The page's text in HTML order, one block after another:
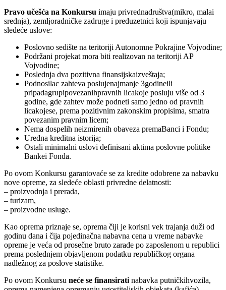
Pravo učešća na Konkursu imaju privrednadruštva(mikro, malai
srednja), zemljoradničke zadruge i preduzetnici koji ispunjavaju
sledeće uslove:
Poslovno sedište na teritoriji Autonomne Pokrajine Vojvodine;
Podržani projekat mora biti realizovan na teritoriji AP
Vojvodine;
Poslednja dva pozitivna finansijskaizveštaja;
Podnosilac zahteva poslujenajmanje 3godineili
pripadagrupipovezanihpravnih licakoje posluju više od 3
godine, gde zahtev može podneti samo jedno od pravnih
licakojese, prema pozitivnim zakonskim propisima, smatra
povezanim pravnim licem;
Nema dospelih neizmirenih obaveza premaBanci i Fondu;
Uredna kreditna istorija;
Ostali minimalni uslovi definisani aktima poslovne politike
Bankei Fonda.
Po ovom Konkursu garantovaće se za kredite odobrene za nabavku
nove opreme, za sledeće oblasti privredne delatnosti:
– proizvodnja i prerada,
– turizam,
– proizvodne usluge.
Kao oprema priznaje se, oprema čiji je korisni vek trajanja duži od
godinu dana i čija pojedinačna nabavna cena u vreme nabavke
opreme je veća od prosečne bruto zarade po zaposlenom u republici
prema poslednjem objavljenom podatku republičkog organa
nadležnog za poslove statistike.
Po ovom Konkursu neće se finansirati nabavka putničkihvozila,